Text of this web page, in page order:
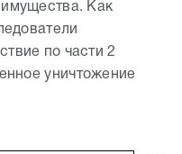
Как
по части 2
уничтожение